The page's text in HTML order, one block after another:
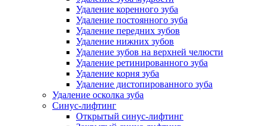
Удаление коренного зуба
Удаление постоянного зуба
Удаление передних зубов
Удаление нижних зубов
Удаление зубов на верхней челюсти
Удаление ретинированного зуба
Удаление корня зуба
Удаление дистопированного зуба
Удаление осколка зуба
Синус-лифтинг
Открытый синус-лифтинг